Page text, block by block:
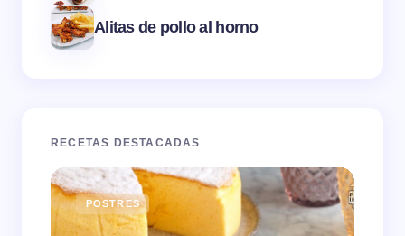
Alitas de pollo al horno
RECETAS DESTACADAS
POSTRES